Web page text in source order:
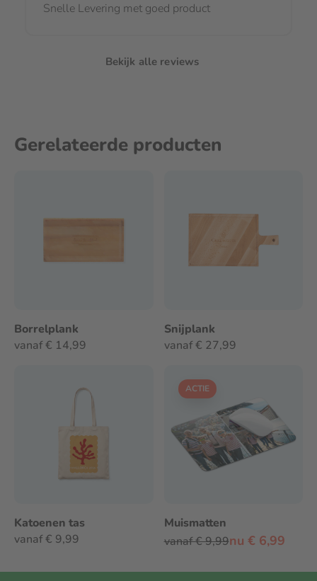
Snelle Levering met goed product
Bekijk alle reviews
Gerelateerde producten
Borrelplank
vanaf € 14,99
Snijplank
vanaf € 27,99
Katoenen tas
vanaf € 9,99
ACTIE
Muismatten
vanaf € 9,99nu € 6,99